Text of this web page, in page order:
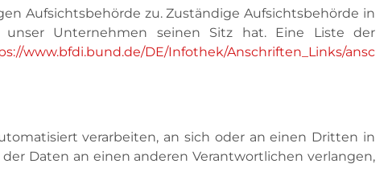
Aufsichtsbehörde zu. Zuständige Aufsichtsbehörde in
unser Unternehmen seinen Sitz hat. Eine Liste der
www.bfdi.bund.de/DE/Infothek/Anschriften_Links/ansc
verarbeiten, an sich oder an einen Dritten in
Daten an einen anderen Verantwortlichen verlangen,